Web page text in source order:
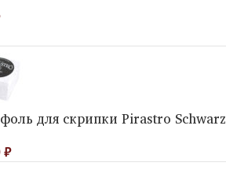
для скрипки Pirastro Schwarz
₽